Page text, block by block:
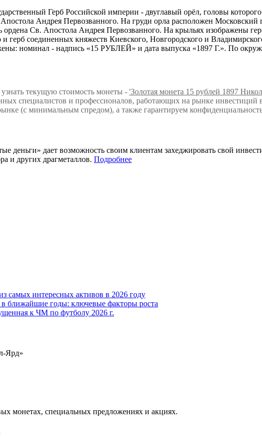
Герб Российской империи - двуглавый орёл, головы
Андрея Первозванного. На груди орла расположен
Св. Апостола Андрея Первозванного. На крыльях изображены
и герб соединенных княжеств Киевского, Новгородского и
номинал - надпись «15 РУБЛЕЙ» и дата выпуска «1897 Г.». По
текущую стоимость монеты - 'Золотая монета 15 рублей 1897
специалистов и профессионалов, работающих на рынке
(с минимальным спредом), а также гарантируем
деньги» дает возможность своим клиентам захеджировать свой
и других драгметаллов. Подробнее
самых интересных активов в 2026 году
ближайшие годы: ключевые факторы роста
к ЧМ по футболу 2026 г.
Ярд»
монетах, специальных предложениях и акциях.